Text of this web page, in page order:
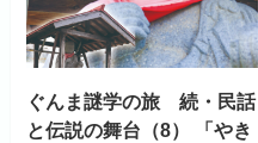
ぐんま謎学の旅 続・民話
と伝説の舞台（8） 「やき